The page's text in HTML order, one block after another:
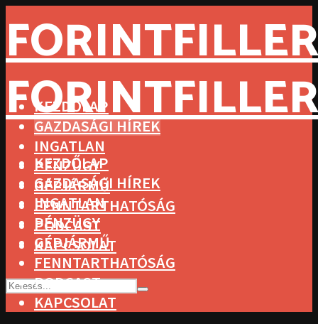
KEZDŐLAP
GAZDASÁGI HÍREK
INGATLAN
PÉNZÜGY
GÉPJÁRMŰ
FENNTARTHATÓSÁG
PODCAST
KAPCSOLAT
KEZDŐLAP
GAZDASÁGI HÍREK
INGATLAN
PÉNZÜGY
GÉPJÁRMŰ
FENNTARTHATÓSÁG
PODCAST
KAPCSOLAT